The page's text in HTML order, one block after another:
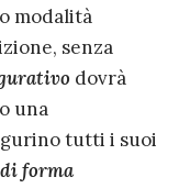
modalità
senza
dovrà
una
tutti i suoi
di forma